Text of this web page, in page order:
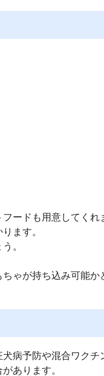
ードも用意してくれ
ます。
。
ゃが持ち込み可能か
病予防や混合ワクチ
あります。